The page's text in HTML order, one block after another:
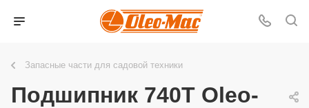
Запасные части для садовой техники
Подшипник 740T Oleo-